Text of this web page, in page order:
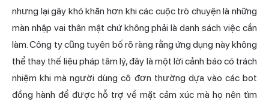
nhưng lại gây khó khăn hơn khi các cuộc trò chuyện là những
màn nhập vai thân mật chứ không phải là danh sách việc cần
làm. Công ty cũng tuyên bố rõ ràng rằng ứng dụng này không
thể thay thế liệu pháp tâm lý, đây là một lời cảnh báo có trách
nhiệm khi mà người dùng cô đơn thường dựa vào các bot
đồng hành để được hỗ trợ về mặt cảm xúc mà họ nên tìm